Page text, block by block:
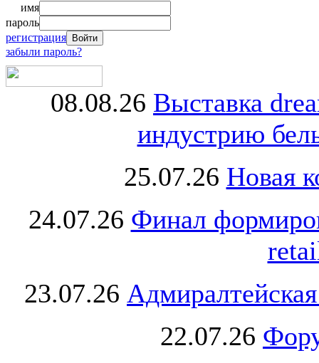
имя
пароль
регистрация
забыли пароль?
08.08.26 Выставка
индустрию
25.07.26 Новая
24.07.26 Финал
23.07.26
22.07.26